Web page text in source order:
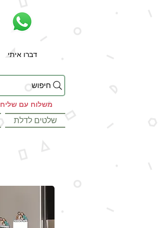
דברו איתי
חיפוש
משלוח עם שליח
שלטים לדלת